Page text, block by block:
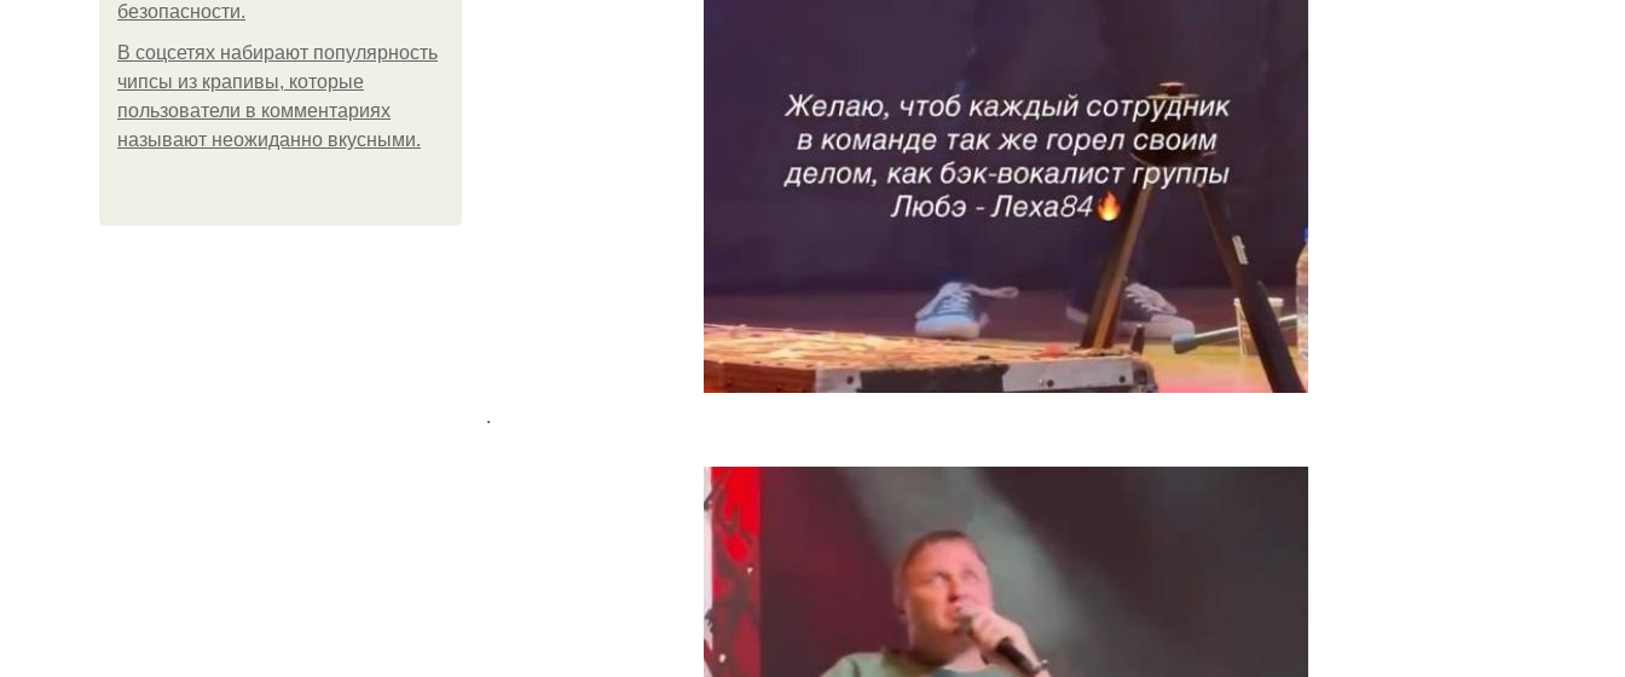
безопасности.
В соцсетях набирают популярность
чипсы из крапивы, которые
пользователи в комментариях
называют неожиданно вкусными.
.